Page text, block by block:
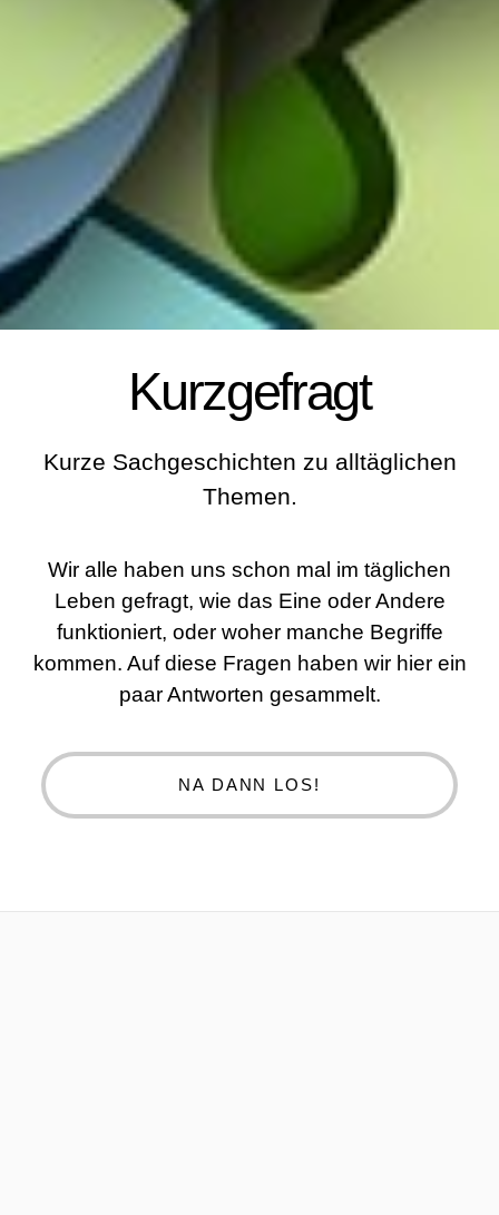
Kurzgefragt
Kurze Sachgeschichten zu alltäglichen
Themen.
Wir alle haben uns schon mal im täglichen
Leben gefragt, wie das Eine oder Andere
funktioniert, oder woher manche Begriffe
kommen. Auf diese Fragen haben wir hier ein
paar Antworten gesammelt.
NA DANN LOS!